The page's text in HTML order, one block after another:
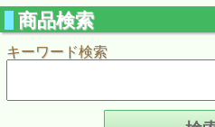
商品検索
キーワード検索